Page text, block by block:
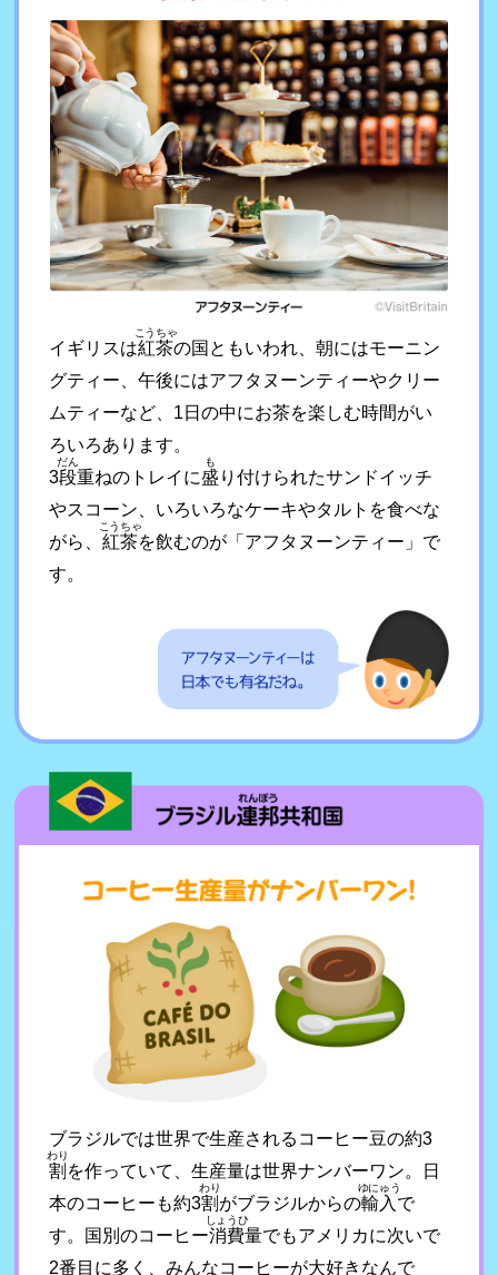
イギリスは紅茶
こうちゃ
の国ともいわれ、朝にはモーニン
グティー、午後にはアフタヌーンティーやクリー
ムティーなど、1日の中にお茶を楽しむ時間がい
ろいろあります。
3段
だん
重ねのトレイに盛
も
り付けられたサンドイッチ
やスコーン、いろいろなケーキやタルトを食べな
がら、紅茶
こうちゃ
を飲むのが「アフタヌーンティー」で
す。
ブラジルでは世界で生産されるコーヒー豆の約3
割
わり
を作っていて、生産量は世界ナンバーワン。日
本のコーヒーも約3割
わり
がブラジルからの輸入
ゆにゅう
で
す。国別のコーヒー消費
しょうひ
量でもアメリカに次いで
2番目に多く、みんなコーヒーが大好きなんで